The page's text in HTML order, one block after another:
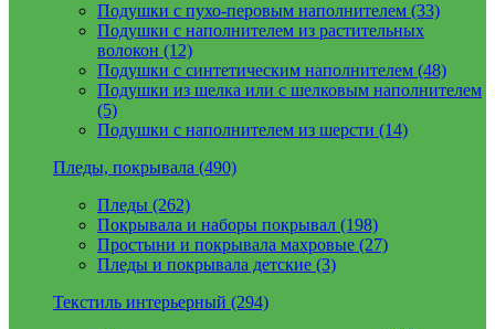
Подушки с пухо-перовым наполнителем (33)
Подушки с наполнителем из растительных
волокон (12)
Подушки с синтетическим наполнителем (48)
Подушки из шелка или с шелковым наполнителем
(5)
Подушки с наполнителем из шерсти (14)
Пледы, покрывала (490)
Пледы (262)
Покрывала и наборы покрывал (198)
Простыни и покрывала махровые (27)
Пледы и покрывала детские (3)
Текстиль интерьерный (294)